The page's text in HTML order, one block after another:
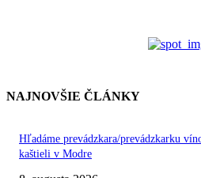
NAJNOVŠIE ČLÁNKY
Hľadáme prevádzkara/prevádzkarku
kaštieli v Modre